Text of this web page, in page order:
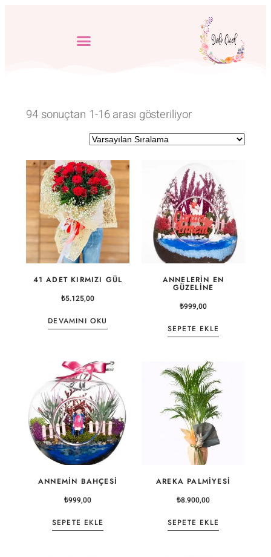
94 sonuçtan 1-16 arası gösteriliyor
41 ADET KIRMIZI GÜL
₺5.125,00
DEVAMINI OKU
ANNELERIN EN
GÜZELINE
₺999,00
SEPETE EKLE
ANNEMIN BAHÇESI
₺999,00
SEPETE EKLE
AREKA PALMIYESI
₺8.900,00
SEPETE EKLE